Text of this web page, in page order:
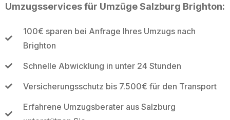
Umzugsservices für Umzüge Salzburg Brighton:
100€ sparen bei Anfrage Ihres Umzugs nach
Brighton
Schnelle Abwicklung in unter 24 Stunden
Versicherungsschutz bis 7.500€ für den Transport
Erfahrene Umzugsberater aus Salzburg